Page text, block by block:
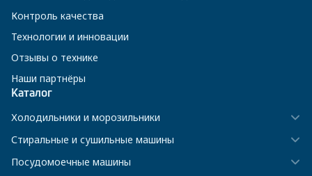
Контроль качества
Технологии и инновации
Отзывы о технике
Наши партнёры
Каталог
Холодильники и морозильники
Стиральные и сушильные машины
Посудомоечные машины